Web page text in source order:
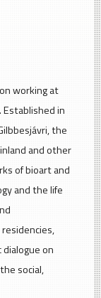
working at
in
the
and other
of bioart and
and the life
on
social,